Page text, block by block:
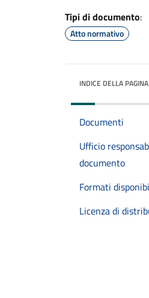
Tipi di documento:
Atto normativo
INDICE DELLA PAGINA
Documenti
Ufficio
documento
Formati
Licenza di